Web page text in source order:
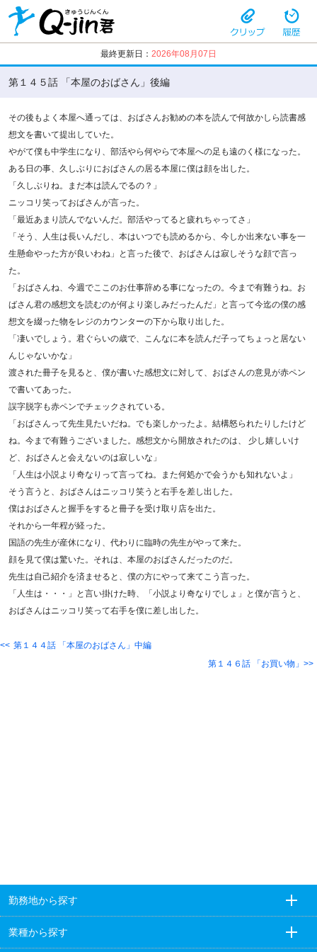
最終更新日： 2026年08月07日
第１４５話 「本屋のおばさん」後編
その後もよく本屋へ通っては、おばさんお勧めの本を読んで何故かしら読書感
想文を書いて提出していた。
やがて僕も中学生になり、部活やら何やらで本屋への足も遠のく様になった。
ある日の事、久しぶりにおばさんの居る本屋に僕は顔を出した。
「久しぶりね。まだ本は読んでるの？」
ニッコリ笑っておばさんが言った。
「最近あまり読んでないんだ。部活やってると疲れちゃってさ」
「そう、人生は長いんだし、本はいつでも読めるから、今しか出来ない事を一
生懸命やった方が良いわね」と言った後で、おばさんは寂しそうな顔で言っ
た。
「おばさんね、今週でここのお仕事辞める事になったの。今まで有難うね。お
ばさん君の感想文を読むのが何より楽しみだったんだ」と言って今迄の僕の感
想文を綴った物をレジのカウンターの下から取り出した。
「凄いでしょう。君ぐらいの歳で、こんなに本を読んだ子ってちょっと居ない
んじゃないかな」
渡された冊子を見ると、僕が書いた感想文に対して、おばさんの意見が赤ペン
で書いてあった。
誤字脱字も赤ペンでチェックされている。
「おばさんって先生見たいだね。でも楽しかったよ。結構怒られたりしたけど
ね。今まで有難うございました。感想文から開放されたのは、 少し嬉しいけ
ど、おばさんと会えないのは寂しいな」
「人生は小説より奇なりって言ってね。また何処かで会うかも知れないよ」
そう言うと、おばさんはニッコリ笑うと右手を差し出した。
僕はおばさんと握手をすると冊子を受け取り店を出た。
それから一年程が経った。
国語の先生が産休になり、代わりに臨時の先生がやって来た。
顔を見て僕は驚いた。それは、本屋のおばさんだったのだ。
先生は自己紹介を済ませると、僕の方にやって来てこう言った。
「人生は・・・」と言い掛けた時、「小説より奇なりでしょ」と僕が言うと、
おばさんはニッコリ笑って右手を僕に差し出した。
第１４４話 「本屋のおばさん」中編
第１４６話 「お買い物」
勤務地から探す
業種から探す